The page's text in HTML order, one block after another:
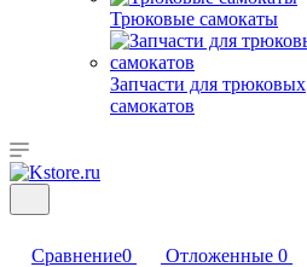
Трюковые самокаты
Запчасти для трюковых
самокатов
Сравнение0 Отложенные 0